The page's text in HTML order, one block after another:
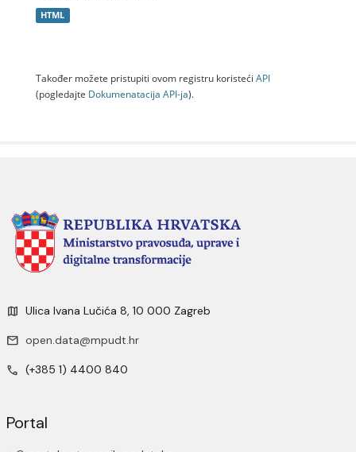
HTML
Također možete pristupiti ovom registru koristeći API
(pogledajte Dokumenаtаcijа API-jа).